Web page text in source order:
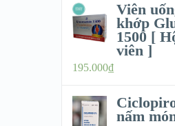
Viên
khớp
1500 [
viên ]
195.000₫
nấm